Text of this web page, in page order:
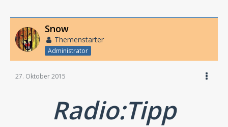
Snow
Themenstarter
Administrator
27. Oktober 2015
Radio:Tipp